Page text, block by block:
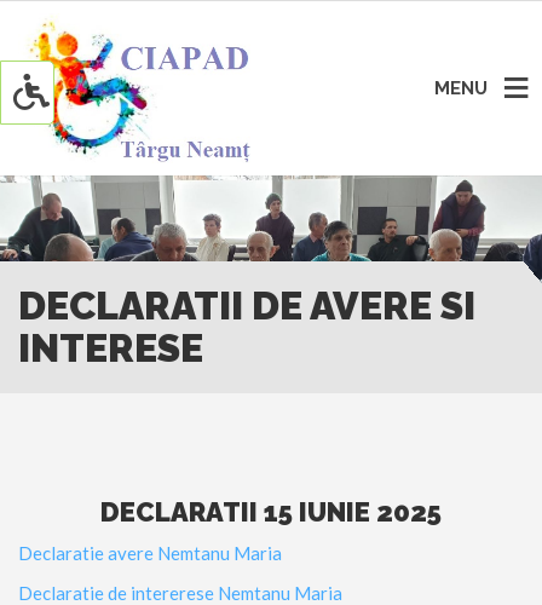
MENU
DECLARATII DE AVERE SI
INTERESE
DECLARATII 15 IUNIE 2025
Declaratie avere Nemtanu Maria
Declaratie de intererese Nemtanu Maria